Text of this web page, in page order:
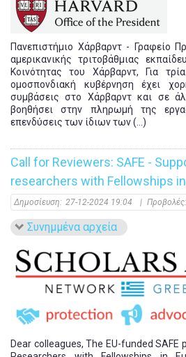
Πανεπιστήμιο Χάρβαρντ - Γραφείο
αμερικανικής τριτοβάθμιας
Κοινότητας του Χάρβαρντ, Για
ομοσπονδιακή κυβέρνηση έχει
συμβάσεις στο Χάρβαρντ και σε
βοηθήσει στην πληρωμή της
επενδύσεις των ίδιων των (...)
Call for Reviewers: SAFE -
researchers with Fellowships
Δημοσίευση: 27-12-2024 19:04 | Προβολές:
Συνημμένα αρχεία
Dear colleagues, The EU-funded SAFE